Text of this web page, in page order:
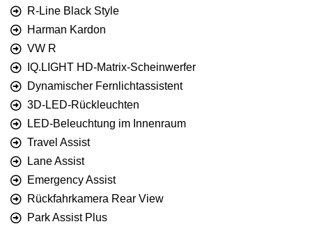
R-Line Black Style
Harman Kardon
VW R
IQ.LIGHT HD-Matrix-Scheinwerfer
Dynamischer Fernlichtassistent
3D-LED-Rückleuchten
LED-Beleuchtung im Innenraum
Travel Assist
Lane Assist
Emergency Assist
Rückfahrkamera Rear View
Park Assist Plus